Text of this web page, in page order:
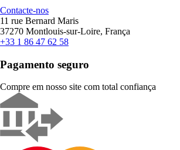
Contacte-nos
11 rue Bernard Maris
37270 Montlouis-sur-Loire, França
+33 1 86 47 62 58
Pagamento seguro
Compre em nosso site com total confiança